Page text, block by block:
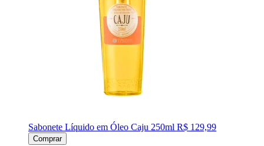
Sabonete Líquido em Óleo Caju 250ml R$ 129,99
Comprar